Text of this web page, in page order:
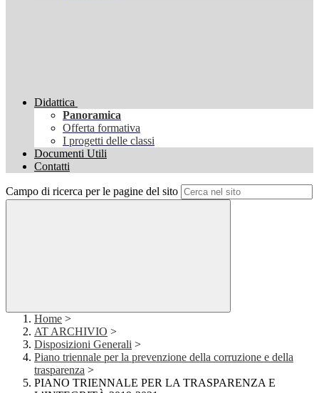
Didattica
Panoramica
Offerta formativa
I progetti delle classi
Documenti Utili
Contatti
Campo di ricerca per le pagine del sito
Home >
AT ARCHIVIO >
Disposizioni Generali >
Piano triennale per la prevenzione della corruzione e della
trasparenza >
PIANO TRIENNALE PER LA TRASPARENZA E